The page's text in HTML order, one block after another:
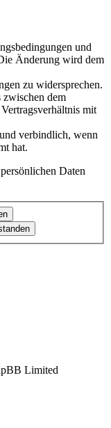
und
Änderung wird dem
zu widersprechen.
zwischen dem
mit
verbindlich, wenn
hat.
Daten
Limited